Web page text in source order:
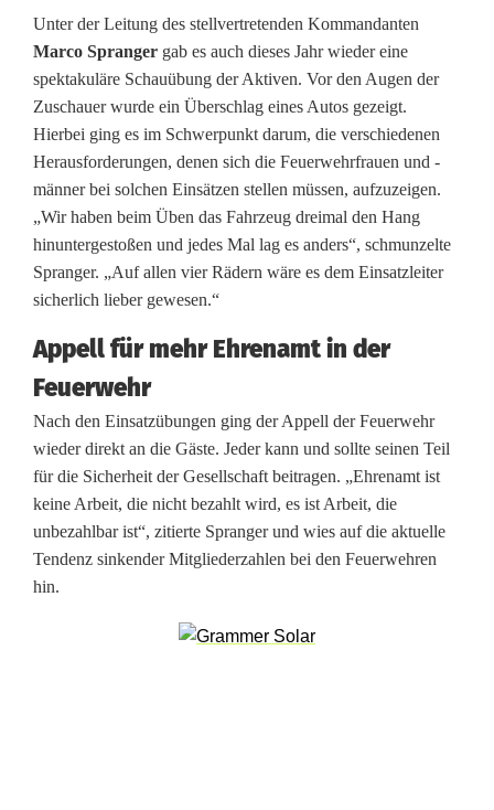
e
g
e
i
s
t
e
n
b
e
i
m
W
Unter der Leitung des stellvertretenden Kommandanten
Marco Spranger gab es auch dieses Jahr wieder eine
spektakuläre Schauübung der Aktiven. Vor den Augen der
Zuschauer wurde ein Überschlag eines Autos gezeigt.
Hierbei ging es im Schwerpunkt darum, die verschiedenen
Herausforderungen, denen sich die Feuerwehrfrauen und -
männer bei solchen Einsätzen stellen müssen, aufzuzeigen.
„Wir haben beim Üben das Fahrzeug dreimal den Hang
hinuntergestoßen und jedes Mal lag es anders“, schmunzelte
Spranger. „Auf allen vier Rädern wäre es dem Einsatzleiter
sicherlich lieber gewesen.“
Appell für mehr Ehrenamt in der
Feuerwehr
Nach den Einsatzübungen ging der Appell der Feuerwehr
wieder direkt an die Gäste. Jeder kann und sollte seinen Teil
für die Sicherheit der Gesellschaft beitragen. „Ehrenamt ist
keine Arbeit, die nicht bezahlt wird, es ist Arbeit, die
unbezahlbar ist“, zitierte Spranger und wies auf die aktuelle
Tendenz sinkender Mitgliederzahlen bei den Feuerwehren
hin.